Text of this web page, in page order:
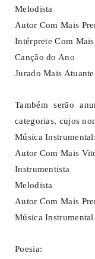
Melodista
Autor Com Mais
Intérprete Com
Canção do Ano
Jurado Mais Atuante
Também serão
categorias, cujos
Música Instrumental:
Autor Com Mais
Instrumentista
Melodista
Autor Com Mais
Música
Poesia: